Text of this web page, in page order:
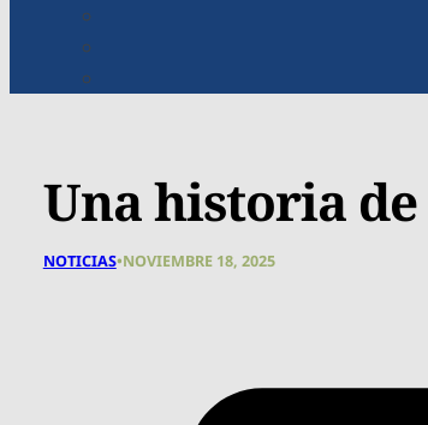
Una historia
NOTICIAS•NOVIEMBRE 18, 2025